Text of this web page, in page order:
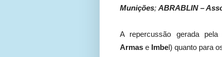
Munições; ABRABLIN –
A repercussão gerada
Armas e Imbel) quanto para